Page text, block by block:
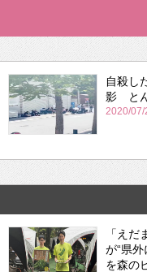
自殺し
影 と
2020/07/
「え
が“県
を森の